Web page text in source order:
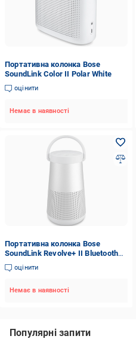
Портативна колонка Bose
SoundLink Color II Polar White
оцінити
Немає в наявності
Портативна колонка Bose
SoundLink Revolve+ II Bluetooth
speaker Luxe 858366-2310
858366-5340 Silver
оцінити
Немає в наявності
Популярні запити